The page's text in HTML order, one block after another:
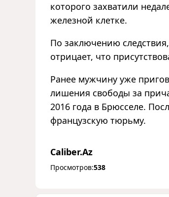
которого захватили
железной клетке.
По заключению
отрицает, что
Ранее мужчину уже
лишения свободы за
2016 года в Брюсселе.
французскую тюрьму.
Caliber.Az
Просмотров:538